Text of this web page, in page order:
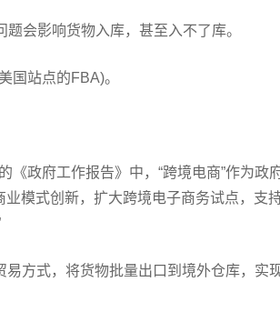
会影响货物入库，甚至入不了库。
国站点的FBA)。
政府工作报告》中，“跨境电商”作为政
业模式创新，扩大跨境电子商务试点，支
方式，将货物批量出口到境外仓库，实